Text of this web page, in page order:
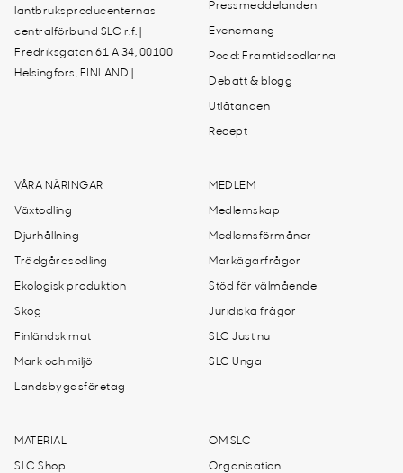
lantbruksproducenternas
centralförbund SLC r.f. |
Fredriksgatan 61 A 34, 00100
Helsingfors, FINLAND |
Pressmeddelanden
Evenemang
Podd: Framtidsodlarna
Debatt & blogg
Utlåtanden
Recept
VÅRA NÄRINGAR
Växtodling
Djurhållning
Trädgårdsodling
Ekologisk produktion
Skog
Finländsk mat
Mark och miljö
Landsbygdsföretag
MEDLEM
Medlemskap
Medlemsförmåner
Markägarfrågor
Stöd för välmående
Juridiska frågor
SLC Just nu
SLC Unga
MATERIAL
SLC Shop
OM SLC
Organisation